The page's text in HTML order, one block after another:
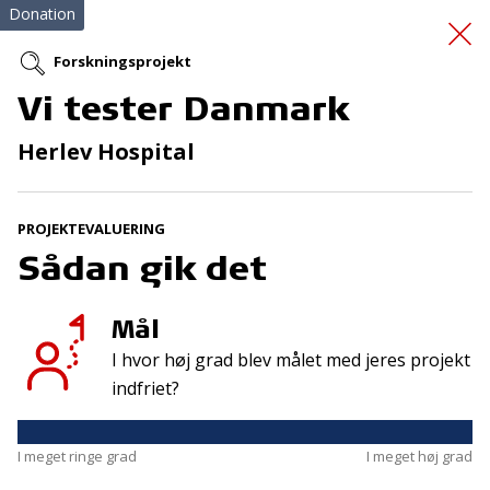
cykelhjelme
Donation
Forskningsprojekt
Vi tester Danmark
Herlev Hospital
PROJEKTEVALUERING
Sådan gik det
Mål
I hvor høj grad blev målet med jeres projekt
indfriet?
I meget ringe grad I meget høj grad
Tilmeld nyhedsbrev
De seneste nyheder om TrygFondens og TryghedsGruppens
aktiviteter direkte i din indbakke.
Tilmeld